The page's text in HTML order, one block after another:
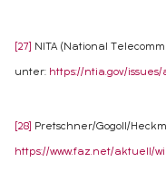
[27] NITA (National
unter: https://ntia.gov/
[28] Pretschner/Gogoll/
https://www.faz.net/aktuell/